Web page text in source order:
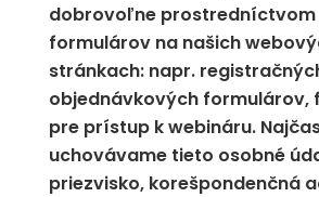
dobrovoľne prostredníctvom
formulárov na našich
stránkach: napr.
objednávkových formulárov,
pre prístup k webináru.
uchovávame tieto osobné
priezvisko, korešpondenčná